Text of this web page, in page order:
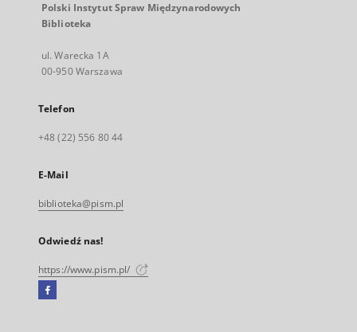
Polski Instytut Spraw Międzynarodowych
Biblioteka
ul. Warecka 1A
00-950 Warszawa
Telefon
+48 (22) 556 80 44
E-Mail
biblioteka@pism.pl
Odwiedź nas!
https://www.pism.pl/
Facebook